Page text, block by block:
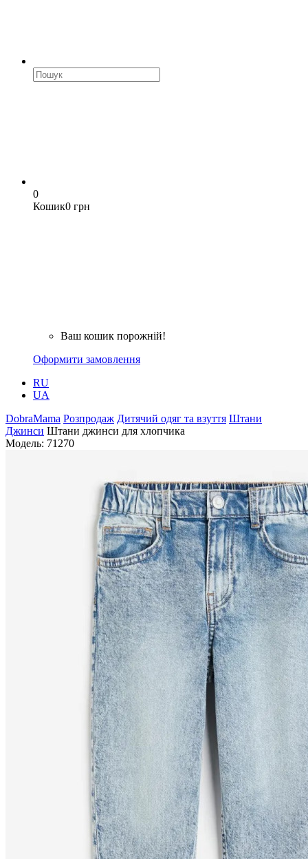
0
Кошик0 грн
Ваш кошик порожній!
Оформити замовлення
RU
UA
DobraMama Розпродаж Дитячий одяг та взуття Штани
Джинси Штани джинси для хлопчика
Модель: 71270